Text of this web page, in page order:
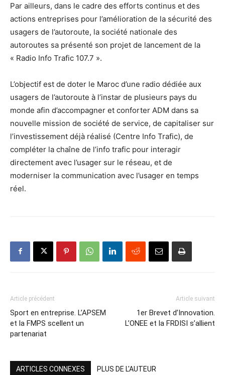
Par ailleurs, dans le cadre des efforts continus et des
actions entreprises pour l’amélioration de la sécurité des
usagers de l’autoroute, la société nationale des
autoroutes sa présenté son projet de lancement de la
« Radio Info Trafic 107.7 ».
L’objectif est de doter le Maroc d’une radio dédiée aux
usagers de l’autoroute à l’instar de plusieurs pays du
monde afin d’accompagner et conforter ADM dans sa
nouvelle mission de société de service, de capitaliser sur
l’investissement déjà réalisé (Centre Info Trafic), de
compléter la chaîne de l’info trafic pour interagir
directement avec l’usager sur le réseau, et de
moderniser la communication avec l’usager en temps
réel.
Article précédent
Sport en entreprise. L’APSEM
et la FMPS scellent un
partenariat
Article suivant
1er Brevet d’Innovation.
L’ONEE et la FRDISI s’allient
ARTICLES CONNEXES PLUS DE L'AUTEUR